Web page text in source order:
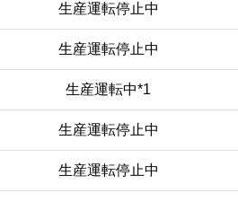
生産運転停止中
生産運転停止中
生産運転中*1
生産運転停止中
生産運転停止中